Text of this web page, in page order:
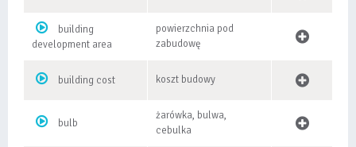
building
development area
powierzchnia pod
zabudowę
building cost koszt budowy
bulb
żarówka, bulwa,
cebulka